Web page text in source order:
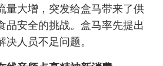
量大增，突发给盒马带来了供
品安全的挑战。盒马率先提出
人员不足问题。